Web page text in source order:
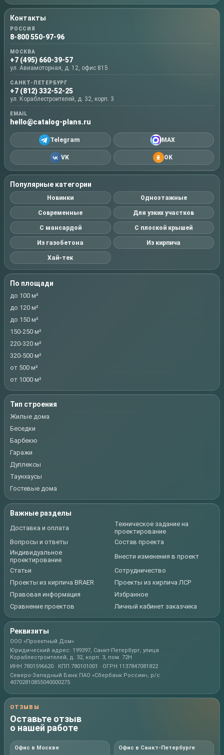
Контакты
РОССИЯ
8-800 550-97-96
МОСКВА
+7 (495) 660-39-57
ул. Авиамоторная, д. 12, офис 815
САНКТ-ПЕТЕРБУРГ
+7 (812) 332-52-25
ул. Кораблестроителей, д. 32, корп. 3
EMAIL
hello@catalog-plans.ru
Telegram MAX
VK OK
Популярные категории
Новинки Одноэтажные
Современные Для узких участков
С мансардой С плоской крышей
Из газобетона Из кирпича
Хай-тек
По площади
до 100 м²
до 120 м²
до 150 м²
150-250 м²
220-320 м²
320-500 м²
от 500 м²
от 1000 м²
Тип строения
Жилые дома
Беседки
Барбекю
Гаражи
Дуплексы
Таунхаусы
Гостевые дома
Важные разделы
Доставка и оплата
Техническое задание на
проектирование
Вопросы и ответы
Состав проекта
Индивидуальное
проектирование
Внести изменения в проект
Статьи
Сотрудничество
Проекты из кирпича BRAER
Проекты из кирпича ЛСР
Правовая информация
Избранное
Сравнение проектов
Личный кабинет заказчика
Реквизиты
ООО «Проектный Дом»
Юридический адрес: 199397, Санкт-Петербург, улица
Кораблестроителей, д. 32, корп. 3, пом. 72Н
ИНН 7801596620 · КПП 780101001 · ОГРН 1137847081822
Северо-Западный Банк ПАО «Сбербанк России», р/с
40702810855040000275
ОТЗЫВЫ
Оставьте отзыв
о нашей работе
Офис в Москве Офис в Санкт-Петербурге